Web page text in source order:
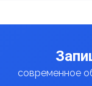
современное